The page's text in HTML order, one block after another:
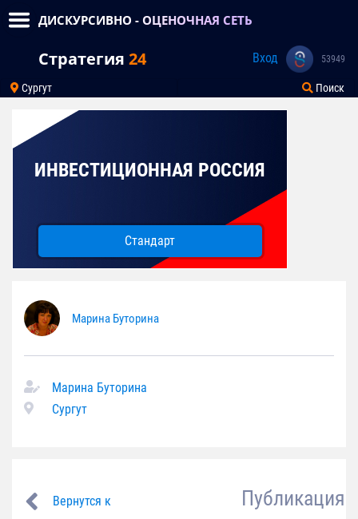
ДИСКУРСИВНО - ОЦЕНОЧНАЯ СЕТЬ
Стратегия 24 Вход 53949
Сургут Поиск
ИНВЕСТИЦИОННАЯ РОССИЯ
Стандарт
Марина Буторина
Марина Буторина
Сургут
Вернутся к Публикация